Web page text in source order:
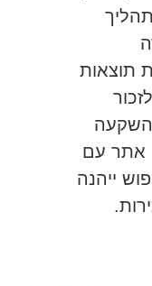
תוצאות
השקעה
אתר עם
ייהנה